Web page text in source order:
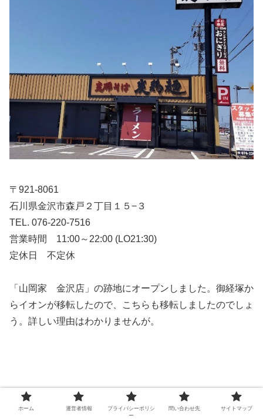
〒 921-8061
石川県金沢市森戸２丁目１５−３
TEL. 076-220-7516
営業時間 11:00～22:00 (LO21:30)
定休日 不定休
「山岡家 金沢店」の跡地にオープンしました。御経塚か
らイオンが移転したので、こちらも移転しましたのでしょ
う。詳しい理由はわかりませんが。
ホーム 運営者情報
プライバシーポリシ
ー
問い合わせ先 サイトマップ